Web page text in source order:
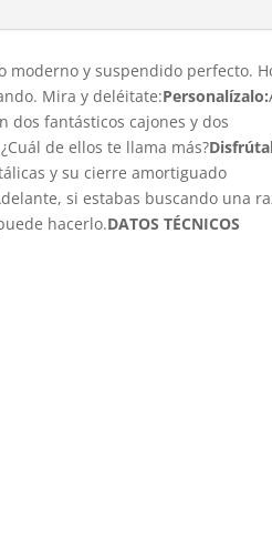
moderno y suspendido perfecto.
Mira y deléitate:Personalízalo:
dos fantásticos cajones y dos
de ellos te llama más?
y su cierre amortiguado
si estabas buscando una
hacerlo.DATOS TÉCNICOS